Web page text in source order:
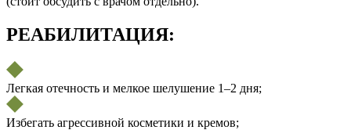
РЕАБИЛИТАЦИЯ:
Легкая отечность и мелкое шелушение 1–2 дня;
Избегать агрессивной косметики и кремов;